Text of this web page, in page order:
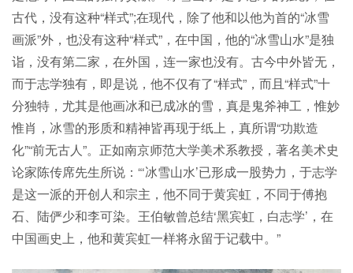
古代，没有这种“样式”;在现代，除了他和以他为首的“冰雪
画派”外，也没有这种“样式”，在中国，他的“冰雪山水”是独
诣，没有第二家，在外国，连一家也没有。古今中外皆无，
而于志学独有，即是说，他不仅有了“样式”，而且“样式”十
分独特，尤其是他画冰和已成冰的雪，真是鬼斧神工，惟妙
惟肖，冰雪的形质和精神皆再现于纸上，真所谓“功欺造
化”“前无古人”。正如南京师范大学美术系教授，著名美术史
论家陈传席先生所说：“‘冰雪山水’已形成一股势力，于志学
是这一派的开创人和宗主，他不同于黄宾虹，不同于傅抱
石、陆俨少和李可染。王伯敏曾总结‘黑宾虹，白志学’，在
中国画史上，他和黄宾虹一样将永留于记载中。”